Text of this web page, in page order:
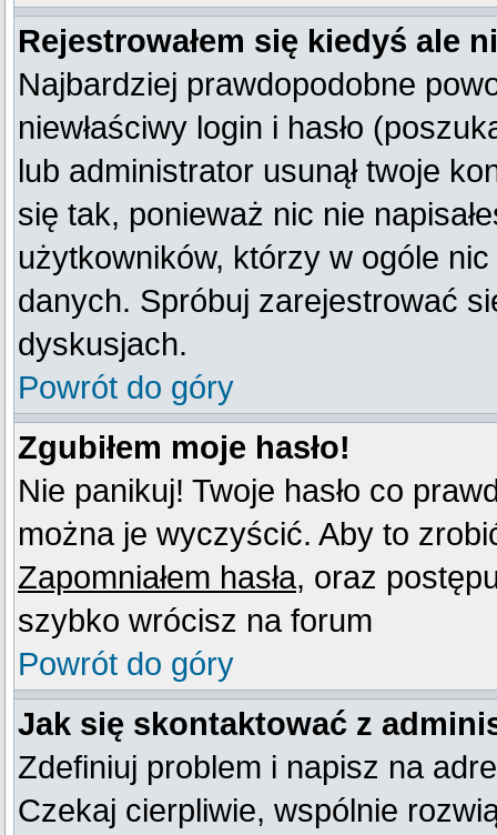
Rejestrowałem się kiedyś ale
Najbardziej prawdopodobne
niewłaściwy login i hasło
lub administrator usunął twoje
się tak, ponieważ nic nie
użytkowników, którzy w ogóle
danych. Spróbuj zarejestrować
dyskusjach.
Powrót do góry
Zgubiłem moje hasło!
Nie panikuj! Twoje hasło co
można je wyczyścić. Aby to
Zapomniałem hasła, oraz
szybko wrócisz na forum
Powrót do góry
Jak się skontaktować z
Zdefiniuj problem i napisz na
Czekaj cierpliwie, wspólnie